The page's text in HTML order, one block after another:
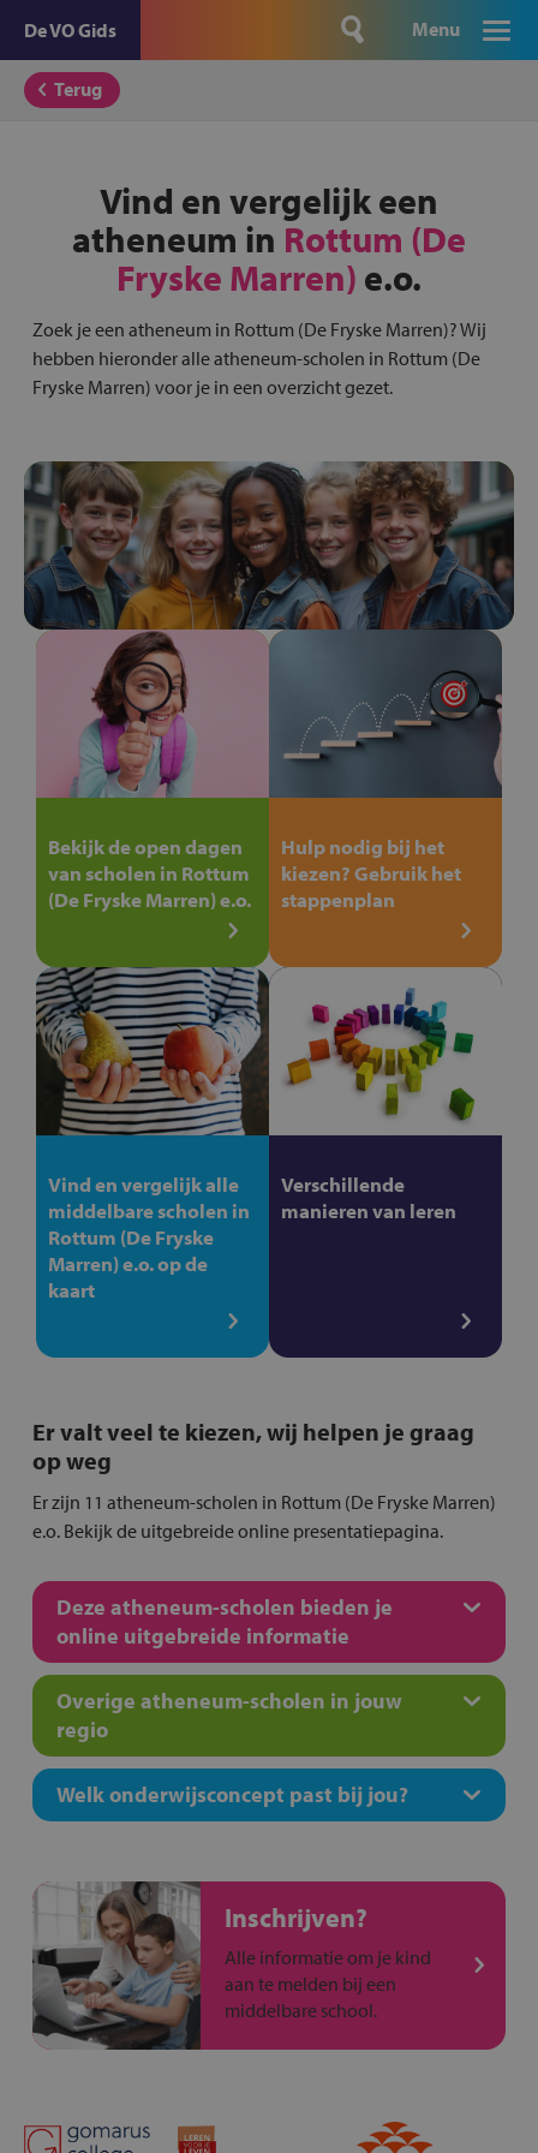
De VO Gids Menu
Terug
Vind en vergelijk een
atheneum in Rottum (De
Fryske Marren) e.o.
Zoek je een atheneum in Rottum (De Fryske Marren)? Wij
hebben hieronder alle atheneum-scholen in Rottum (De
Fryske Marren) voor je in een overzicht gezet.
Bekijk de open dagen
van scholen in Rottum
(De Fryske Marren) e.o.
Hulp nodig bij het
kiezen? Gebruik het
stappenplan
Vind en vergelijk alle
middelbare scholen in
Rottum (De Fryske
Marren) e.o. op de
kaart
Verschillende
manieren van leren
Er valt veel te kiezen, wij helpen je graag
op weg
Er zijn 11 atheneum-scholen in Rottum (De Fryske Marren)
e.o. Bekijk de uitgebreide online presentatiepagina.
Deze atheneum-scholen bieden je
online uitgebreide informatie
Overige atheneum-scholen in jouw
regio
Welk onderwijsconcept past bij jou?
Inschrijven?
Alle informatie om je kind
aan te melden bij een
middelbare school.